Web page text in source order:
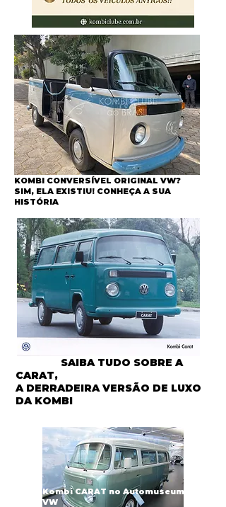
KOMBI CONVERSÍVEL ORIGINAL VW?
SIM, ELA EXISTIU! CONHEÇA A SUA
HISTÓRIA
SAIBA TUDO SOBRE A
CARAT,
A DERRADEIRA VERSÃO DE LUXO
DA KOMBI
Kombi CARAT no Automuseum
VW